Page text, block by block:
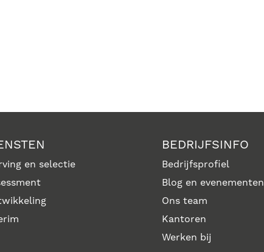
en selectie
BEDRIJFSINFO
Bedrijfsprofiel
Blog en evenementen
Ons team
Kantoren
Werken bij